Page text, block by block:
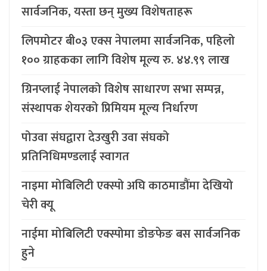
सार्वजनिक, यस्ता छन् मुख्य विशेषताहरू
लिपमोटर बी०३ एक्स नेपालमा सार्वजनिक, पहिलो
१०० ग्राहकका लागि विशेष मूल्य रु. ४४.९९ लाख
ग्रिनप्लाई नेपालको विशेष साधारण सभा सम्पन्न,
संस्थापक शेयरको प्रिमियम मूल्य निर्धारण
पोउवा संघद्वारा देउखुरी उवा संघको
प्रतिनिधिमण्डलाई स्वागत
नाइमा मोबिलिटी एक्स्पो अघि काठमाडौंमा देखियो
चेरी क्यू
नाईमा मोबिलिटी एक्स्पोमा डोङफेङ बस सार्वजनिक
हुने